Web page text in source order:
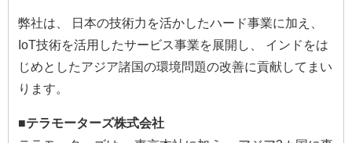
弊社は、 日本の技術力を活かしたハード事業に加え、
IoT技術を活用したサービス事業を展開し、 インドをは
じめとしたアジア諸国の環境問題の改善に貢献してまい
ります。
■テラモーターズ株式会社